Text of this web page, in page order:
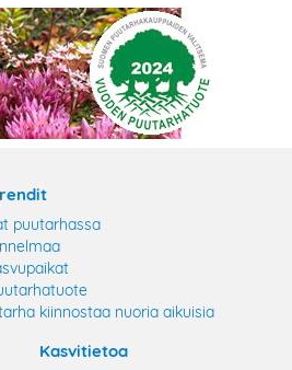
puutarhassa
kiinnostaa nuoria aikuisia
Kasvitietoa